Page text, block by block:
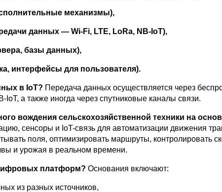
механизмы),
данных — Wi-Fi, LTE, LoRa, NB-IoT),
базы данных),
интерфейсы для пользователя).
в IoT? Передача данных осуществляется через
а также иногда через спутниковые каналы связи.
вождения сельскохозяйственной техники на
сенсоры и IoT-связь для автоматизации движения
поля, оптимизировать маршруты, контролировать
и урожая в реальном времени.
платформ? Основания включают:
из разных источников,